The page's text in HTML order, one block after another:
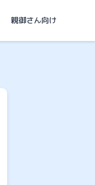
親御さん向け